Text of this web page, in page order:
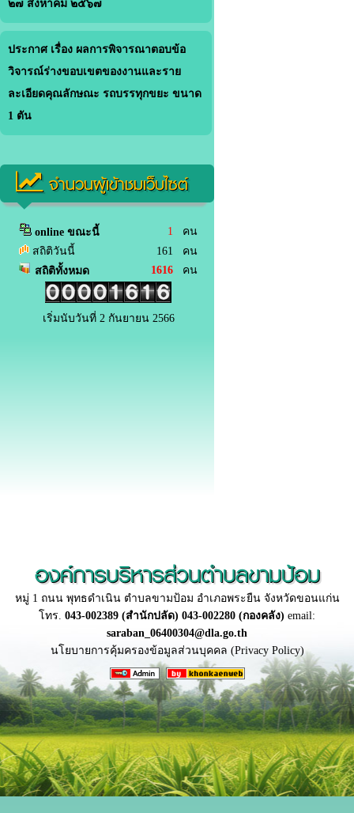
๒๗ สิงหาคม ๒๕๖๗
ประกาศ เรื่อง ผลการพิจารณาตอบข้อ
วิจารณ์ร่างขอบเขตของงานและราย
ละเอียดคุณลักษณะ รถบรรทุกขยะ ขนาด
1 ตัน
จำนวนผู้เข้าชมเว็บไซต์
online ขณะนี้ 1 คน
สถิติวันนี้
161 คน
สถิติทั้งหมด
1616 คน
เริ่มนับวันที่ 2 กันยายน 2566
องค์การบริหารส่วนตำบลขามป้อม
หมู่ 1 ถนน พุทธดำเนิน ตำบลขามป้อม อำเภอพระยืน จังหวัดขอนแก่น
โทร. 043-002389 (สำนักปลัด) 043-002280 (กองคลัง) email:
saraban_06400304@dla.go.th
นโยบายการคุ้มครองข้อมูลส่วนบุคคล (Privacy Policy)